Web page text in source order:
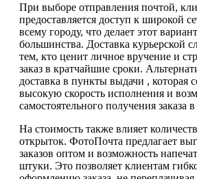
При выборе отправления почтой,
предоставляется доступ к широкой
всему городу, что делает этот
большинства. Доставка курьерской
тем, кто ценит личное вручение и
заказ в кратчайшие сроки.
доставка в пункты выдачи , которая
высокую скорость исполнения и
самостоятельного получения заказа
На стоимость также влияет
открыток. ФотоПочта предлагает
заказов оптом и возможность
штуки. Это позволяет клиентам